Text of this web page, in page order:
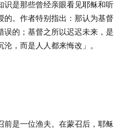
识是那些曾经亲眼看见耶稣和听
的。作者特别指出：那认为基督
误的；基督之所以迟迟未来，是
，而是人人都来悔改」。
前是一位渔夫。在蒙召后，耶稣